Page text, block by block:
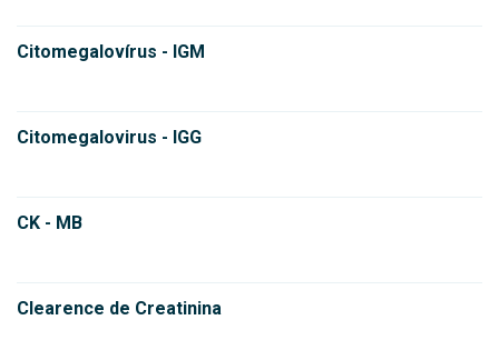
Citomegalovírus - IGM
Citomegalovirus - IGG
CK - MB
Clearence de Creatinina